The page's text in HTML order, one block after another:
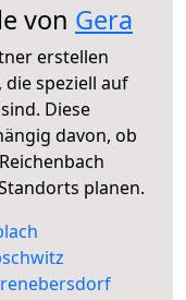
von Gera
erstellen
speziell auf
Diese
davon, ob
planen.